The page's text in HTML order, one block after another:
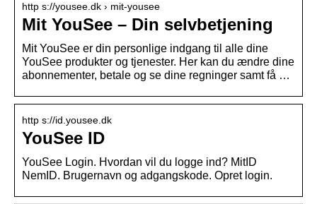
http s://yousee.dk › mit-yousee
Mit YouSee – Din selvbetjening
Mit YouSee er din personlige indgang til alle dine
YouSee produkter og tjenester. Her kan du ændre dine
abonnementer, betale og se dine regninger samt få …
http s://id.yousee.dk
YouSee ID
YouSee Login. Hvordan vil du logge ind? MitID
NemID. Brugernavn og adgangskode. Opret login.